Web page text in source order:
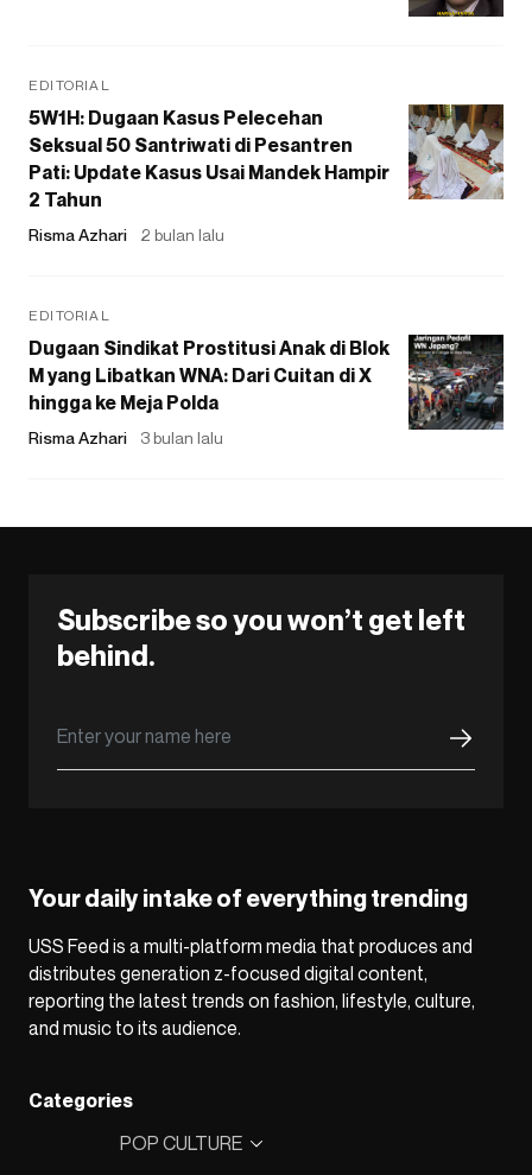
EDITORIAL
5W1H: Dugaan Kasus Pelecehan
Seksual 50 Santriwati di Pesantren
Pati: Update Kasus Usai Mandek Hampir
2 Tahun
Risma Azhari 2 bulan lalu
EDITORIAL
Dugaan Sindikat Prostitusi Anak di Blok
M yang Libatkan WNA: Dari Cuitan di X
hingga ke Meja Polda
Risma Azhari 3 bulan lalu
Subscribe so you won’t get left
behind.
Your daily intake of everything trending
USS Feed is a multi-platform media that produces and
distributes generation z-focused digital content,
reporting the latest trends on fashion, lifestyle, culture,
and music to its audience.
Categories
POP CULTURE